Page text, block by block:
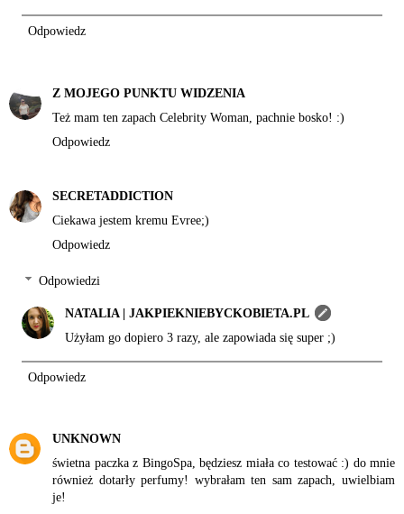
Odpowiedz
Z MOJEGO PUNKTU WIDZENIA
Też mam ten zapach Celebrity Woman, pachnie bosko! :)
Odpowiedz
SECRETADDICTION
Ciekawa jestem kremu Evree;)
Odpowiedz
Odpowiedzi
NATALIA | JAKPIEKNIEBYCKOBIETA.PL
Użyłam go dopiero 3 razy, ale zapowiada się super ;)
Odpowiedz
UNKNOWN
świetna paczka z BingoSpa, będziesz miała co testować :) do mnie
również dotarły perfumy! wybrałam ten sam zapach, uwielbiam
je!